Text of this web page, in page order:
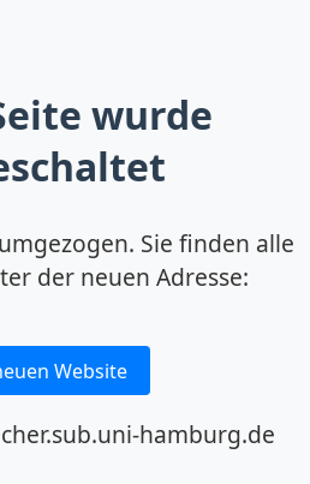
wurde
Sie finden alle
der neuen Adresse:
Website
hamburg.de